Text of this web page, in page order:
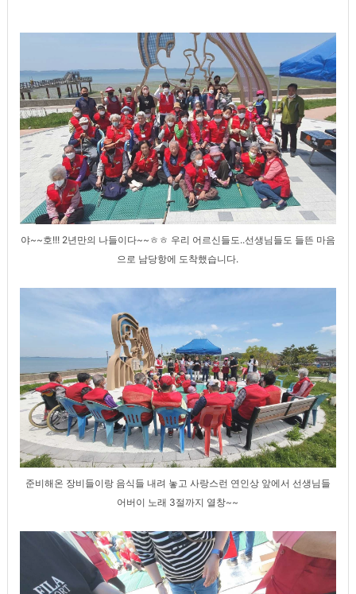
야~~호!!! 2년만의 나들이다~~ㅎㅎ 우리 어르신들도..선생님들도 들뜬 마음
으로 남당항에 도착했습니다.
준비해온 장비들이랑 음식들 내려 놓고 사랑스런 연인상 앞에서 선생님들
어버이 노래 3절까지 열창~~